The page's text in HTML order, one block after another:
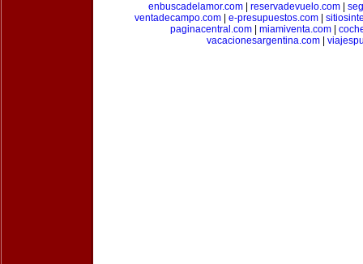
enbuscadelamor.com
reservadevuelo.com
ventadecampo.com
e-presupuestos.com
paginacentral.com| miamiventa.com|
vacacionesargentina.com